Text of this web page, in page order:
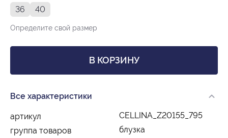
36
40
Определите свой размер
В КОРЗИНУ
Все характеристики
артикул
CELLINA_Z20155_795
группа товаров
блузка